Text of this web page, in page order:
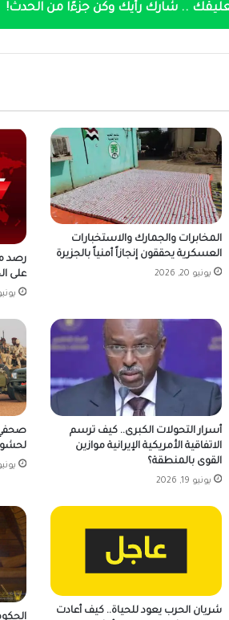
.. شارك رأيك وكن جزءًا من الحدث!
المخابرات والجمارك والاستخبارات
العسكرية يحققون إنجازاً أمنياً بالجزيرة
يونيو 20, 2026
رصد
على
يونيو 20,
أسرار التحولات الكبرى.. كيف ترسم
الاتفاقية الأمريكية الإيرانية موازين
القوى بالمنطقة؟
يونيو 19, 2026
يونيو 19,
شريان الحرب يعود للحياة.. كيف أعادت